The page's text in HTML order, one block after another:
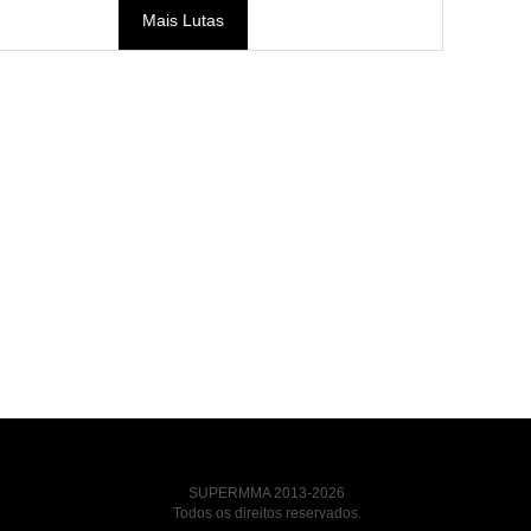
Mais Lutas
SUPERMMA 2013-2026
Todos os direitos reservados.